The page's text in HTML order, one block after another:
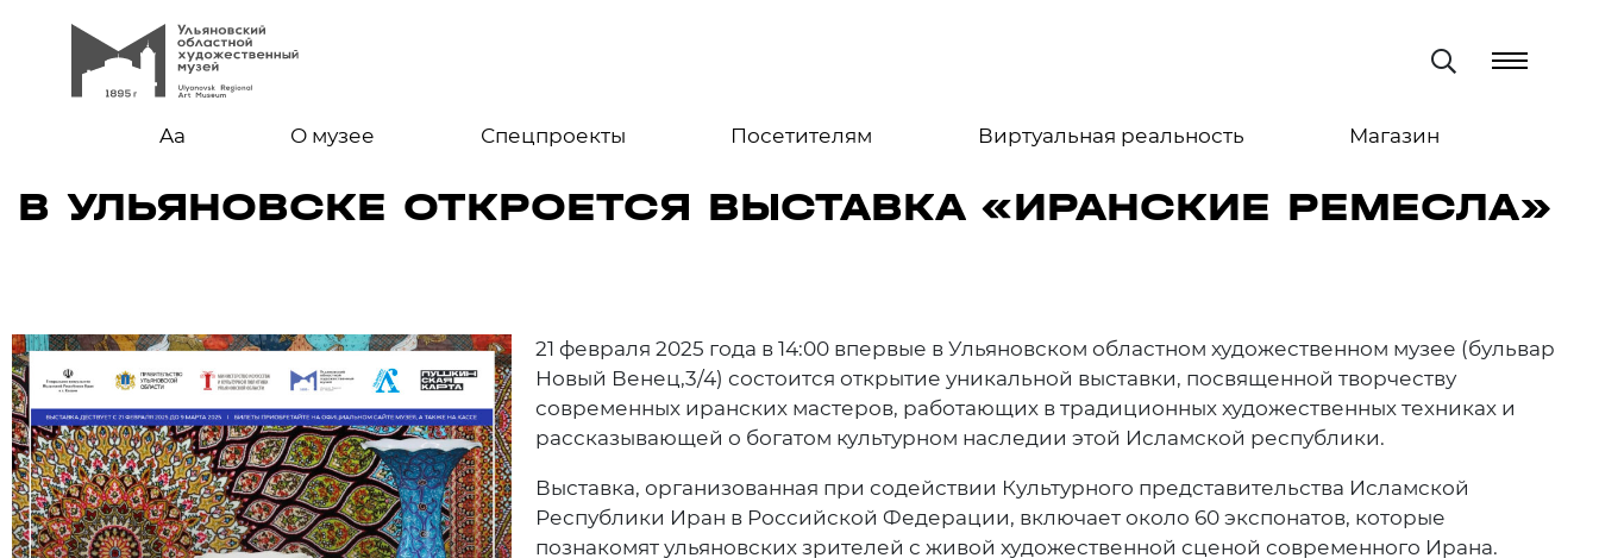
Aa О музее Спецпроекты Посетителям Виртуальная реальность Магазин
В УЛЬЯНОВСКЕ ОТКРОЕТСЯ ВЫСТАВКА «ИРАНСКИЕ РЕМЕСЛА»
21 февраля 2025 года в 14:00 впервые в Ульяновском областном художественном музее (бульвар
Новый Венец,3/4) состоится открытие уникальной выставки, посвященной творчеству
современных иранских мастеров, работающих в традиционных художественных техниках и
рассказывающей о богатом культурном наследии этой Исламской республики.
Выставка, организованная при содействии Культурного представительства Исламской
Республики Иран в Российской Федерации, включает около 60 экспонатов, которые
познакомят ульяновских зрителей с живой художественной сценой современного Ирана.